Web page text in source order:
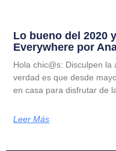
Lo bueno del 2020
Everywhere por
Hola chic@s: Disculpen
verdad es que desde
en casa para disfrutar de
Leer Más